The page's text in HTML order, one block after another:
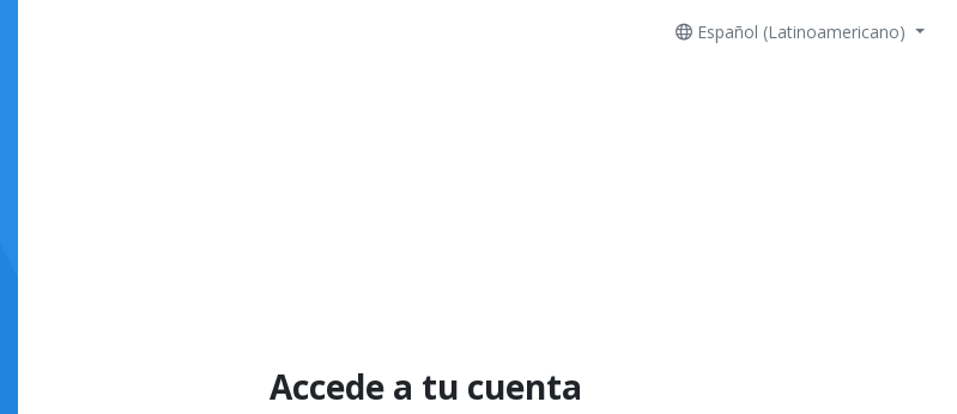
Español (Latinoamericano)
Accede a tu cuenta